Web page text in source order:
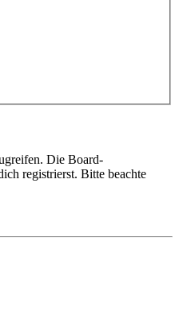
Die Board-
registrierst. Bitte beachte